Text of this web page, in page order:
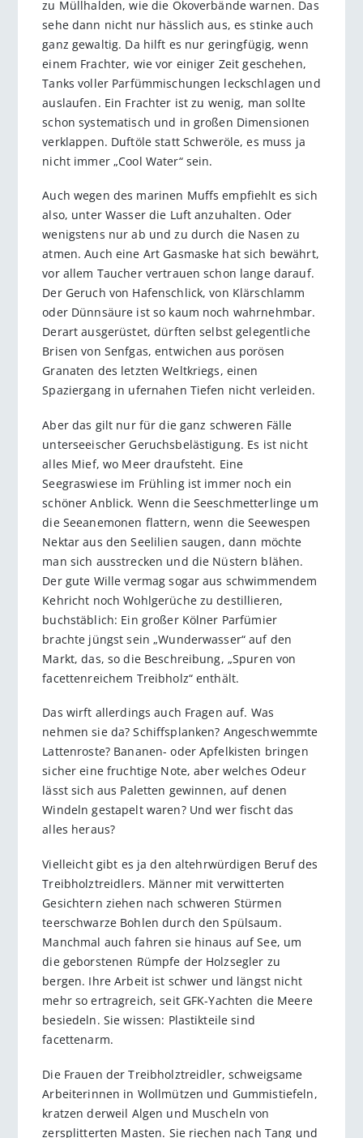
zu Müllhalden, wie die Ökoverbände warnen. Das
sehe dann nicht nur hässlich aus, es stinke auch
ganz gewaltig. Da hilft es nur geringfügig, wenn
einem Frachter, wie vor einiger Zeit geschehen,
Tanks voller Parfümmischungen leckschlagen und
auslaufen. Ein Frachter ist zu wenig, man sollte
schon systematisch und in großen Dimensionen
verklappen. Duftöle statt Schweröle, es muss ja
nicht immer „Cool Water“ sein.
Auch wegen des marinen Muffs empfiehlt es sich
also, unter Wasser die Luft anzuhalten. Oder
wenigstens nur ab und zu durch die Nasen zu
atmen. Auch eine Art Gasmaske hat sich bewährt,
vor allem Taucher vertrauen schon lange darauf.
Der Geruch von Hafenschlick, von Klärschlamm
oder Dünnsäure ist so kaum noch wahrnehmbar.
Derart ausgerüstet, dürften selbst gelegentliche
Brisen von Senfgas, entwichen aus porösen
Granaten des letzten Weltkriegs, einen
Spaziergang in ufernahen Tiefen nicht verleiden.
Aber das gilt nur für die ganz schweren Fälle
unterseeischer Geruchsbelästigung. Es ist nicht
alles Mief, wo Meer draufsteht. Eine
Seegraswiese im Frühling ist immer noch ein
schöner Anblick. Wenn die Seeschmetterlinge um
die Seeanemonen flattern, wenn die Seewespen
Nektar aus den Seelilien saugen, dann möchte
man sich ausstrecken und die Nüstern blähen.
Der gute Wille vermag sogar aus schwimmendem
Kehricht noch Wohlgerüche zu destillieren,
buchstäblich: Ein großer Kölner Parfümier
brachte jüngst sein „Wunderwasser“ auf den
Markt, das, so die Beschreibung, „Spuren von
facettenreichem Treibholz“ enthält.
Das wirft allerdings auch Fragen auf. Was
nehmen sie da? Schiffsplanken? Angeschwemmte
Lattenroste? Bananen- oder Apfelkisten bringen
sicher eine fruchtige Note, aber welches Odeur
lässt sich aus Paletten gewinnen, auf denen
Windeln gestapelt waren? Und wer fischt das
alles heraus?
Vielleicht gibt es ja den altehrwürdigen Beruf des
Treibholztreidlers. Männer mit verwitterten
Gesichtern ziehen nach schweren Stürmen
teerschwarze Bohlen durch den Spülsaum.
Manchmal auch fahren sie hinaus auf See, um
die geborstenen Rümpfe der Holzsegler zu
bergen. Ihre Arbeit ist schwer und längst nicht
mehr so ertragreich, seit GFK-Yachten die Meere
besiedeln. Sie wissen: Plastikteile sind
facettenarm.
Die Frauen der Treibholztreidler, schweigsame
Arbeiterinnen in Wollmützen und Gummistiefeln,
kratzen derweil Algen und Muscheln von
zersplitterten Masten. Sie riechen nach Tang und